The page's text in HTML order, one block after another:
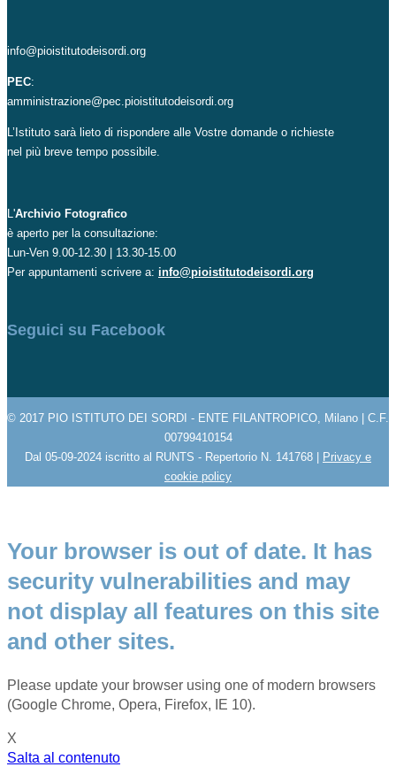
info@pioistitutodeisordi.org
PEC:
amministrazione@pec.pioistitutodeisordi.org
L’Istituto sarà lieto di rispondere alle Vostre domande o richieste
nel più breve tempo possibile.
L'Archivio Fotografico
è aperto per la consultazione:
Lun-Ven 9.00-12.30 | 13.30-15.00
Per appuntamenti scrivere a: info@pioistitutodeisordi.org
Seguici su Facebook
© 2017 PIO ISTITUTO DEI SORDI - ENTE FILANTROPICO, Milano | C.F.
00799410154
Dal 05-09-2024 iscritto al RUNTS - Repertorio N. 141768 | Privacy e
cookie policy
Your browser is out of date. It has
security vulnerabilities and may
not display all features on this site
and other sites.
Please update your browser using one of modern browsers
(Google Chrome, Opera, Firefox, IE 10).
X
Salta al contenuto